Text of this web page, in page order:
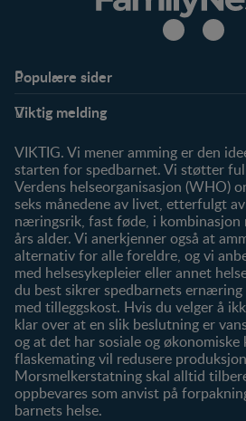
Populære sider
FAQ
Våre
Viktig melding
VIKTIG. Vi mener amming er den
starten for spedbarnet. Vi støtter
Verdens helseorganisasjon (WHO)
seks månedene av livet, etterfulgt
næringsrik, fast føde, i
års alder. Vi anerkjenner også at
alternativ for alle foreldre, og vi
med helsesykepleier eller annet
du best sikrer spedbarnets
med tilleggskost. Hvis du velger å
klar over at en slik beslutning er
og at det har sosiale og økonomiske
flaskemating vil redusere
Morsmelkerstatning skal alltid
oppbevares som anvist på
barnets helse.